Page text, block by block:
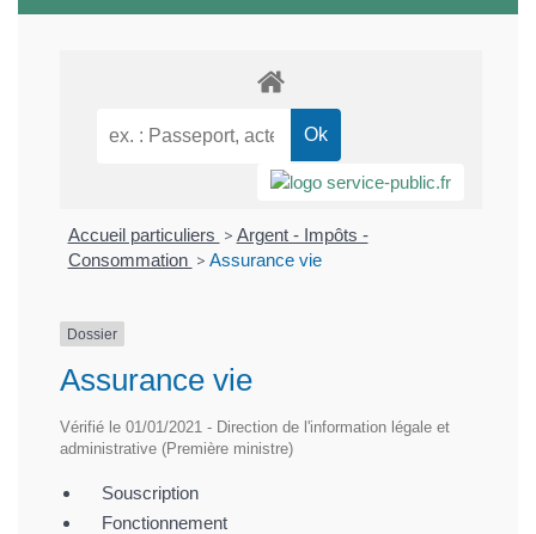
Accueil particuliers > Argent - Impôts -
Consommation > Assurance vie
Dossier
Assurance vie
Vérifié le 01/01/2021 - Direction de l'information légale et
administrative (Première ministre)
Souscription
Fonctionnement